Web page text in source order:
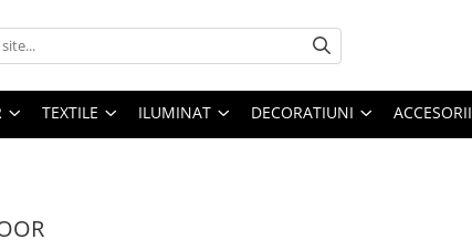
TEXTILE ILUMINAT DECORATIUNI ACCESORII